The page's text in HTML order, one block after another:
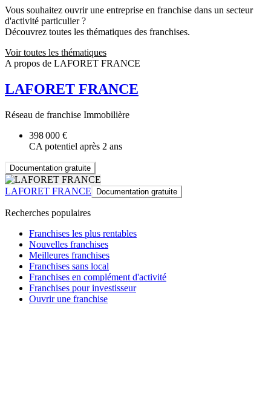
Vous souhaitez ouvrir une entreprise en franchise dans un secteur
d'activité particulier ?
Découvrez toutes les thématiques des franchises.
Voir toutes les thématiques
A propos de LAFORET FRANCE
LAFORET FRANCE
Réseau de franchise Immobilière
398 000 €
CA potentiel après 2 ans
Documentation gratuite
LAFORET FRANCE Documentation gratuite
Recherches populaires
Franchises les plus rentables
Nouvelles franchises
Meilleures franchises
Franchises sans local
Franchises en complément d'activité
Franchises pour investisseur
Ouvrir une franchise